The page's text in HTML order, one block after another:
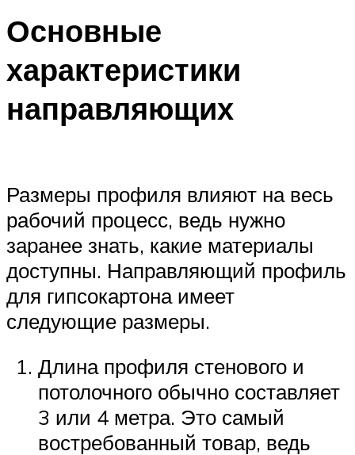
Основные
характеристики
направляющих
Размеры профиля влияют на весь
рабочий процесс, ведь нужно
заранее знать, какие материалы
доступны. Направляющий профиль
для гипсокартона имеет
следующие размеры.
Длина профиля стенового и
потолочного обычно составляет
3 или 4 метра. Это самый
востребованный товар, ведь